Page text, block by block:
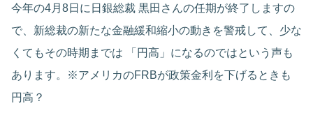
今年の4月8日に日銀総裁 黒田さんの任期が終了しますの
で、新総裁の新たな金融緩和縮小の動きを警戒して、少な
くてもその時期までは 「円高」になるのではという声も
あります。※アメリカのFRBが政策金利を下げるときも
円高？